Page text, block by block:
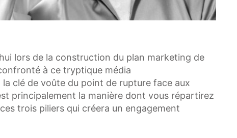
lors de la construction du plan marketing de
à ce tryptique média
clé de voûte du point de rupture face aux
principalement la manière dont vous répartirez
trois piliers qui créera un engagement